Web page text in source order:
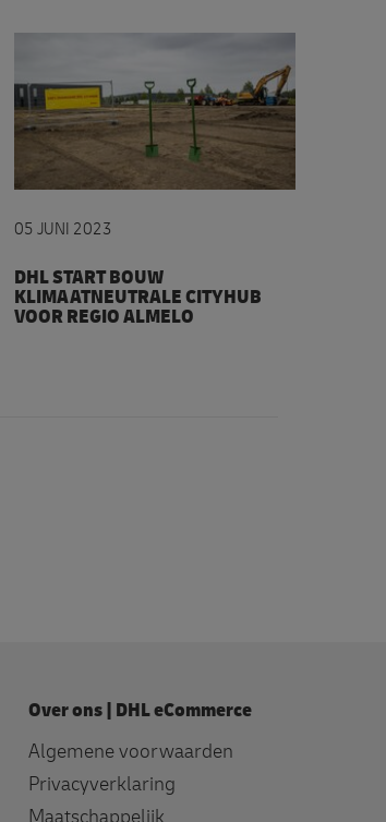
05 JUNI 2023
DHL START BOUW
KLIMAATNEUTRALE CITYHUB
VOOR REGIO ALMELO
Over ons | DHL eCommerce
Algemene voorwaarden
Privacyverklaring